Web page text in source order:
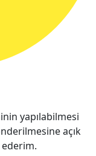
yapılabilmesi
açık